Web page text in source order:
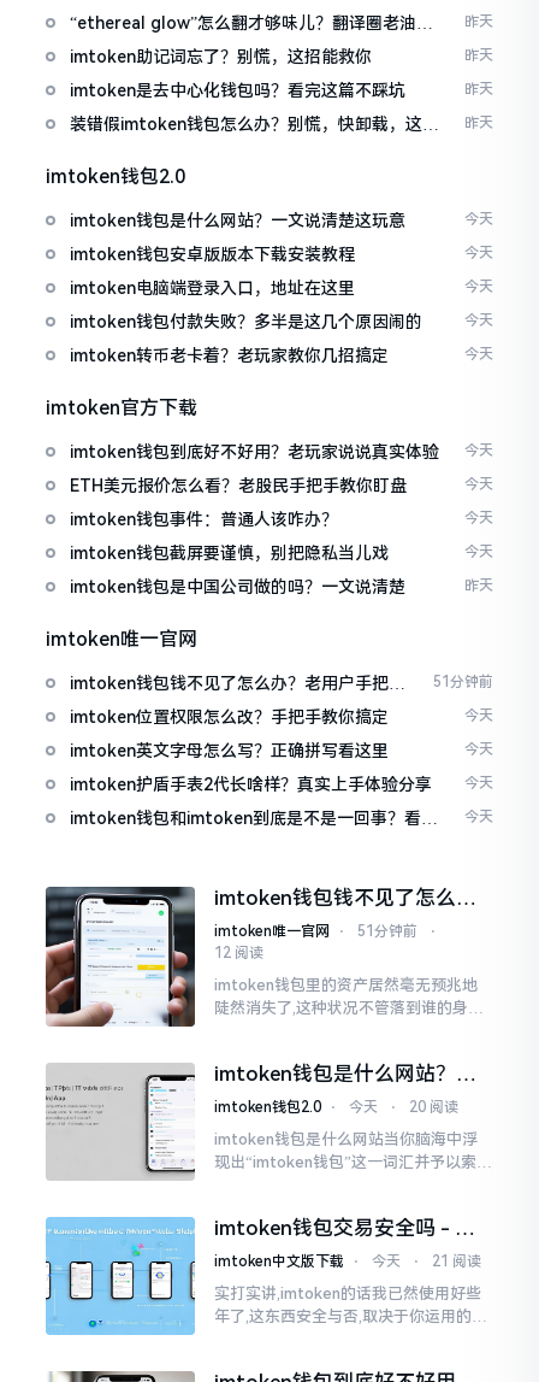
“ethereal glow”怎么翻才够味儿？翻译圈老油条
的私房话
昨天
imtoken助记词忘了？别慌，这招能救你 昨天
imtoken是去中心化钱包吗？看完这篇不踩坑 昨天
装错假imtoken钱包怎么办？别慌，快卸载，这几
昨天
imtoken钱包2.0
imtoken钱包是什么网站？一文说清楚这玩意 今天
imtoken钱包安卓版版本下载安装教程 今天
imtoken电脑端登录入口，地址在这里 今天
imtoken钱包付款失败？多半是这几个原因闹的 今天
imtoken转币老卡着？老玩家教你几招搞定 今天
imtoken官方下载
imtoken钱包到底好不好用？老玩家说说真实体验 今天
ETH美元报价怎么看？老股民手把手教你盯盘 今天
imtoken钱包事件：普通人该咋办？ 今天
imtoken钱包截屏要谨慎，别把隐私当儿戏 今天
imtoken钱包是中国公司做的吗？一文说清楚 昨天
imtoken唯一官网
imtoken钱包钱不见了怎么办？老用户手把手
教你找回
51分钟前
imtoken位置权限怎么改？手把手教你搞定 今天
imtoken英文字母怎么写？正确拼写看这里 今天
imtoken护盾手表2代长啥样？真实上手体验分享 今天
imtoken钱包和imtoken到底是不是一回事？看完
今天
imtoken钱包钱不见了怎么
办？老用户手把手教你找回
imtoken唯一官网 ⋅ 51分钟前
⋅
12 阅读
imtoken钱包里的资产居然毫无预兆地
陡然消失了,这种状况不管落到谁的身上,
打开钱包查看时
imtoken钱包是什么网站？一
文说清楚这玩意
imtoken钱包2.0 ⋅ 今天 ⋅ 20 阅读
imtoken钱包是什么网站当你脑海中浮
现出“imtoken钱包”这一词汇并予以索求
我也曾短暂错愕
imtoken钱包交易安全吗 - 老
用户的一些心里话
imtoken中文版下载 ⋅ 今天 ⋅ 21 阅读
实打实讲,imtoken的话我已然使用好些
年了,这东西安全与否,取决于你运用的方